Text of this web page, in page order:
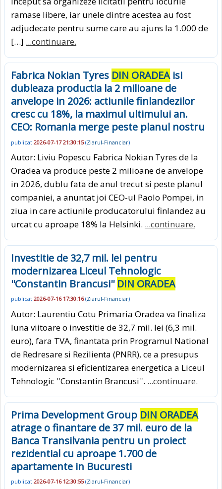
ramase libere, iar unele dintre acestea au fost
adjudecate pentru sume care au ajuns la 1.000 de
[…] ...continuare.
Fabrica Nokian Tyres DIN ORADEAisi
dubleaza productia la 2 milioane de
anvelope in 2026: actiunile finlandezilor
cresc cu 18%, la maximul ultimului an.
CEO: Romania merge peste planul nostru
publicat 2026-07-17 21:30:15(Ziarul-Financiar)
Autor: Liviu Popescu Fabrica Nokian Tyres de la
Oradea va produce peste 2 milioane de anvelope
in 2026, dublu fata de anul trecut si peste planul
companiei, a anuntat joi CEO-ul Paolo Pompei, in
ziua in care actiunile producatorului finlandez au
urcat cu aproape 18% la Helsinki. ...continuare.
Investitie de 32,7 mil. lei pentru
modernizarea Liceul Tehnologic
''Constantin Brancusi'' DIN ORADEA
publicat 2026-07-16 17:30:16(Ziarul-Financiar)
Autor: Laurentiu Cotu Primaria Oradea va finaliza
luna viitoare o investitie de 32,7 mil. lei (6,3 mil.
euro), fara TVA, finantata prin Programul National
de Redresare si Rezilienta (PNRR), ce a presupus
modernizarea si eficientizarea energetica a Liceul
Tehnologic ''Constantin Brancusi''. ...continuare.
Prima Development Group DIN ORADEA
atrage o finantare de 37 mil. euro de la
Banca Transilvania pentru un proiect
rezidential cu aproape 1.700 de
apartamente in Bucuresti
publicat 2026-07-16 12:30:55(Ziarul-Financiar)